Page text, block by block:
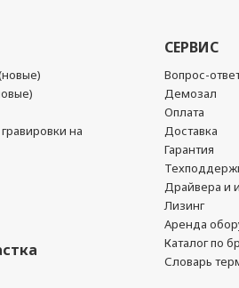
на
СЕРВИС
Вопрос-
Демозал
Оплата
Доставка
Гарантия
Драйвера и
Лизинг
Аренда
Каталог по
Словарь